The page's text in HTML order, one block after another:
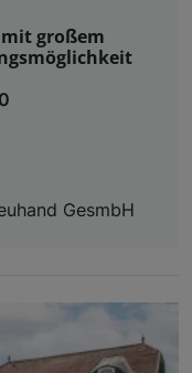
großem
GesmbH